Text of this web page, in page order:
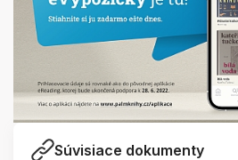
Súvisiace dokumenty